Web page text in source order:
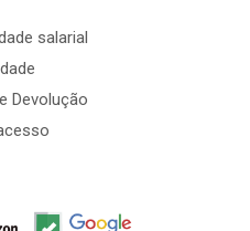
salarial
Devolução